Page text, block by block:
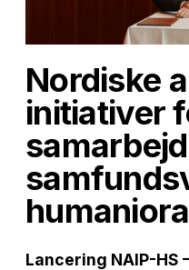
Nordiske
initiativer
Lancering NAIP-HS